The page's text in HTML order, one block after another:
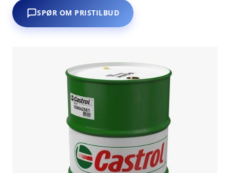
SPØR OM PRISTILBUD